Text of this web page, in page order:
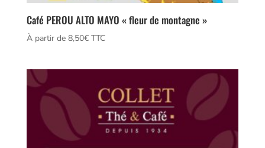
Café PEROU ALTO MAYO « fleur de montagne »
À partir de 8,50€ TTC